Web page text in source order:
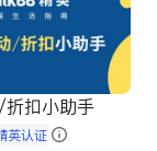
扣小助手
英认证